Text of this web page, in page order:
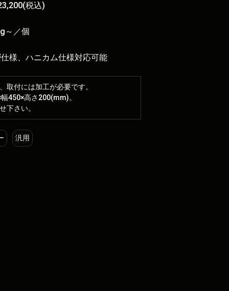
税込)
～／個
様、ハニカム仕様対応可能
取付には加工が必要です。
450×高さ200(mm)。
下さい。
汎用